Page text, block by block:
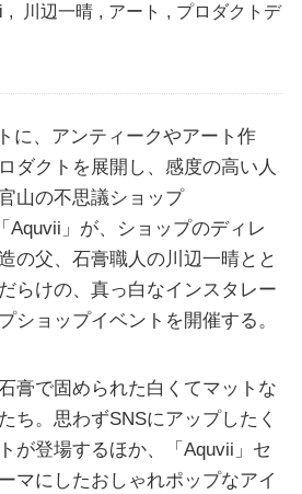
, 川辺一晴 , アート , プロダクトデ
に、アンティークやアート作
ダクトを展開し、感度の高い人
山の不思議ショップ
Aquvii」が、ショップのディレ
の父、石膏職人の川辺一晴とと
らけの、真っ白なインスタレー
ショップイベントを開催する。
膏で固められた白くてマットな
ち。思わずSNSにアップしたく
が登場するほか、「Aquvii」セ
マにしたおしゃれポップなアイ